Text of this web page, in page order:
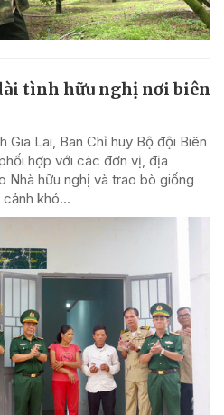
tình hữu nghị nơi biên
Gia Lai, Ban Chỉ huy Bộ đội Biên
hợp với các đơn vị, địa
Nhà hữu nghị và trao bò giống
khó...